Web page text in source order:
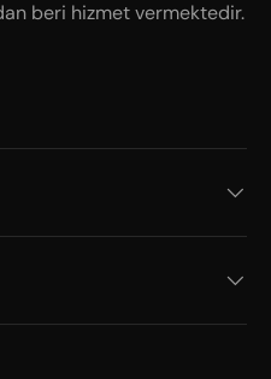
beri hizmet vermektedir.